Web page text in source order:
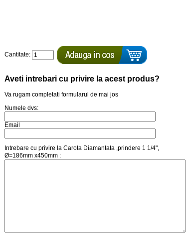
Cantitate:
Aveti intrebari cu privire la acest produs?
Va rugam completati formularul de mai jos
Numele dvs:
Email
Intrebare cu privire la Carota Diamantata ,prindere 1 1/4",
Ø=186mm x450mm :